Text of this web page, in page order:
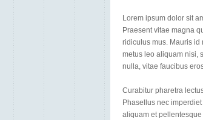
Lorem ipsum dolor sit
Praesent vitae magna
ridiculus mus. Mauris id
metus leo aliquam nisi,
nulla, vitae faucibus
Curabitur pharetra
Phasellus nec
aliquam et